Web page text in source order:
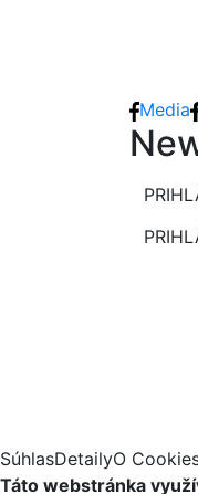
Media
SúhlasDetailyO
Táto webstránka